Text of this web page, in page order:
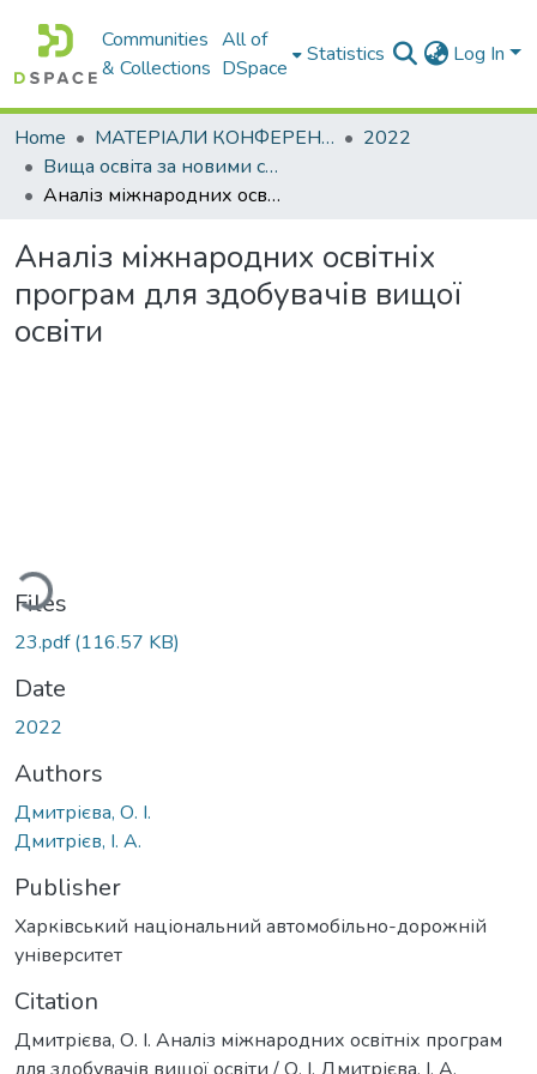
Communities
& Collections
All of
DSpace
Statistics Log In
Home МАТЕРІАЛИ КОНФЕРЕНЦІЙ
2022
Вища освіта за новими стандартами : виклики у контексті діджіталізації та інтеграції в міжнародний освітній простір
Аналіз міжнародних освітніх програм для здобувачів вищої освіти
Аналіз міжнародних освітніх
програм для здобувачів вищої
освіти
Files
23.pdf(116.57 KB)
Date
2022
Authors
Дмитрієва, О. І.
Дмитрієв, І. А.
Publisher
Харківський національний автомобільно-дорожній
університет
Citation
Дмитрієва, О. І. Аналіз міжнародних освітніх програм